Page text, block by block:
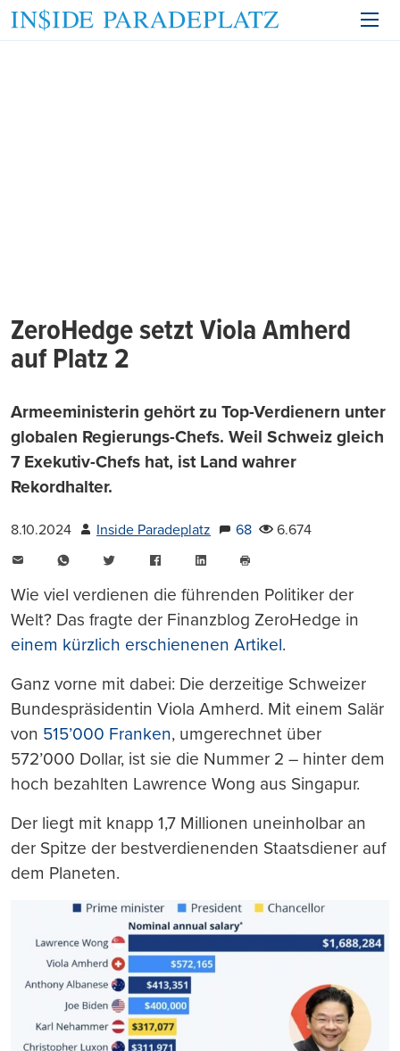
ZeroHedge setzt Viola Amherd
auf Platz 2
Armeeministerin gehört zu Top-Verdienern unter
globalen Regierungs-Chefs. Weil Schweiz gleich
7 Exekutiv-Chefs hat, ist Land wahrer
Rekordhalter.
8.10.2024 Inside Paradeplatz 68
6.674
WhatsAppTwitter FacebookLinkedIn
drucken
Wie viel verdienen die führenden Politiker der
Welt? Das fragte der Finanzblog ZeroHedge in
einem kürzlich erschienenen Artikel.
Ganz vorne mit dabei: Die derzeitige Schweizer
Bundespräsidentin Viola Amherd. Mit einem Salär
von 515’000 Franken, umgerechnet über
572’000 Dollar, ist sie die Nummer 2 – hinter dem
hoch bezahlten Lawrence Wong aus Singapur.
Der liegt mit knapp 1,7 Millionen uneinholbar an
der Spitze der bestverdienenden Staatsdiener auf
dem Planeten.